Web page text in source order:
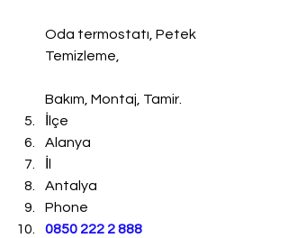
Oda termostatı, Petek
Temizleme,
Bakım, Montaj, Tamir.
İlçe
Alanya
Antalya
Phone
0850 222 2 888